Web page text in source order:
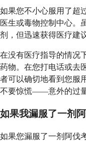
如果您不小心服用了超
医生或毒物控制中心。
剂，但迅速获得医疗建
在没有医疗指导的情况
药物。在您打电话或去
者可以确切地看到您服
不要惊慌——意外的过量
如果我漏服了一剂
如果您漏服了一剂阿伐